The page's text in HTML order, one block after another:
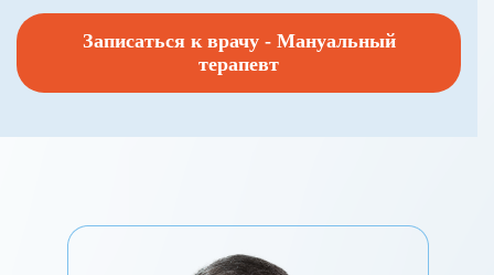
Записаться к врачу - Мануальный
терапевт